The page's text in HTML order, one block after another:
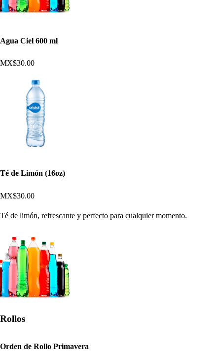
Agua Ciel 600 ml
MX$30.00
Té de Limón (16oz)
MX$30.00
Té de limón, refrescante y perfecto para cualquier momento.
Rollos
Orden de Rollo Primavera